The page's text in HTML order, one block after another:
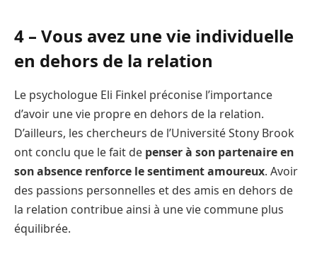
4 – Vous avez une vie individuelle
en dehors de la relation
Le psychologue Eli Finkel préconise l’importance
d’avoir une vie propre en dehors de la relation.
D’ailleurs, les chercheurs de l’Université Stony Brook
ont conclu que le fait de penser à son partenaire en
son absence renforce le sentiment amoureux. Avoir
des passions personnelles et des amis en dehors de
la relation contribue ainsi à une vie commune plus
équilibrée.